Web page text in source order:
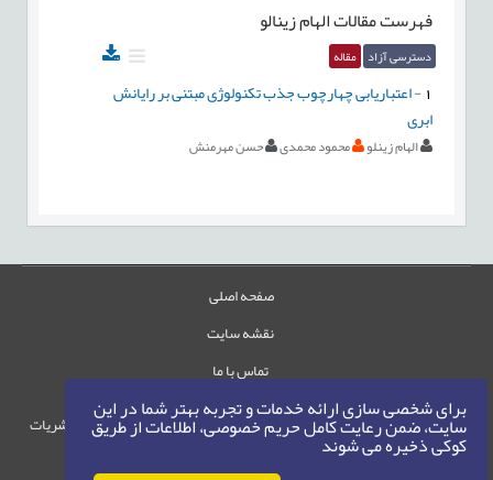
برای شخصی سازی ارائه خدمات و تجربه بهتر شما در این
سایت، ضمن رعایت کامل حریم خصوصی، اطلاعات از طریق
کوکی ذخیره می شوند
فهرست مقالاتالهام زینالو
دسترسی آزاد مقاله
-اعتباریابی چهارچوب جذب تکنولوژی مبتنی بر رایانش
ابری
الهام زینلو محمود محمدی حسن مهرمنش
صفحه اصلی
نقشه سایت
تماس با ما
حقوق این وب‌سایت متعلق به سامانه مدیریت نشریات